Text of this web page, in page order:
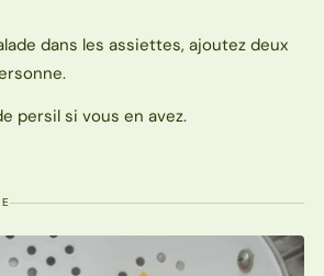
dans les assiettes, ajoutez deux
persil si vous en avez.